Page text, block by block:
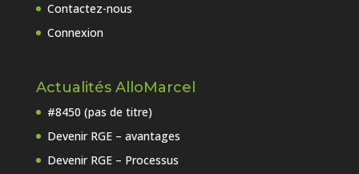
Contactez-nous
Connexion
Actualités AlloMarcel
#8450 (pas de titre)
Devenir RGE – avantages
Devenir RGE – Processus